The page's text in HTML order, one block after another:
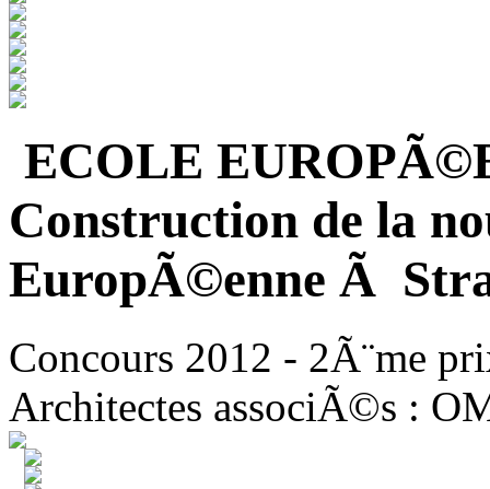
ECOLE
Construction de la
EuropÃ©enne Ã
Concours 2012 - 2Ã¨me
Architectes associÃ©s :